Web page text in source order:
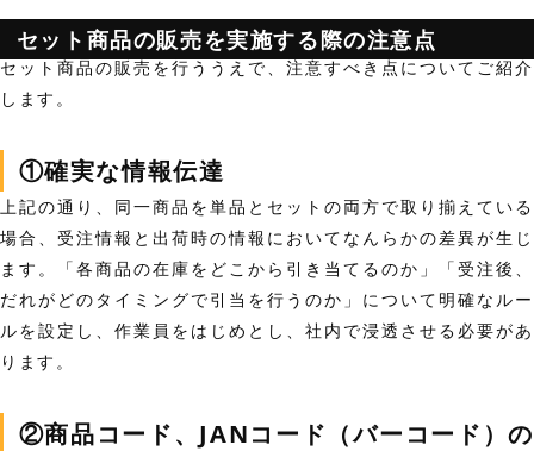
セット商品の販売を実施する際の注意点
セット商品の販売を行ううえで、注意すべき点についてご紹介
します。
①確実な情報伝達
上記の通り、同一商品を単品とセットの両方で取り揃えている
場合、受注情報と出荷時の情報においてなんらかの差異が生じ
ます。
「各商品の在庫をどこから引き当てるのか」「受注後、
だれがどのタイミングで引当を行うのか」 について明確なルー
ルを設定し、作業員をはじめとし、社内で浸透させる必要があ
ります。
②商品コード、JANコード（バーコード）の